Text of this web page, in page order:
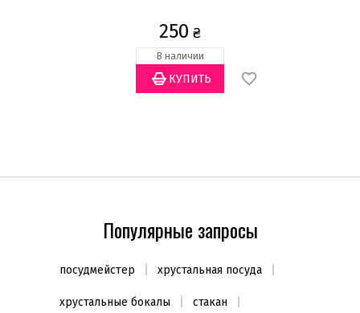
250 ₴
В наличии
Популярные запросы
посудмейстер хрустальная посуда
хрустальные бокалы стакан